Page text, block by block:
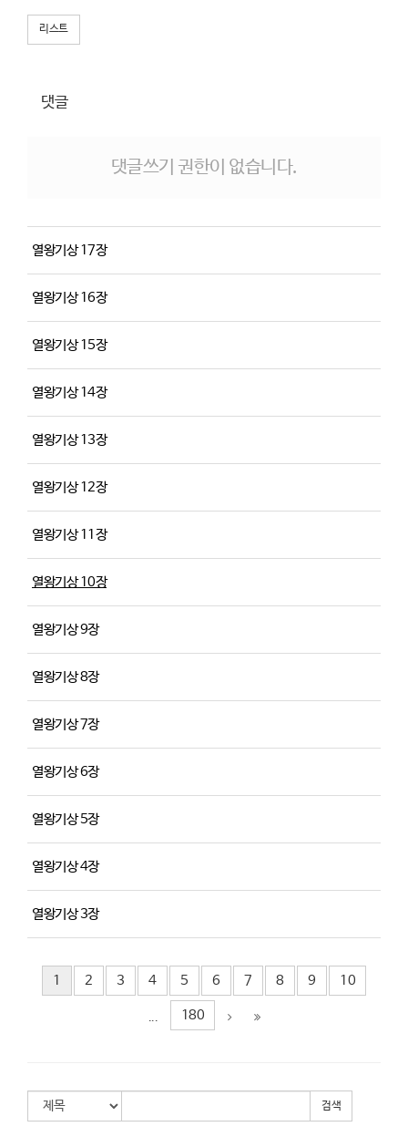
리스트
댓글
댓글쓰기 권한이 없습니다.
열왕기상 17장
열왕기상 16장
열왕기상 15장
열왕기상 14장
열왕기상 13장
열왕기상 12장
열왕기상 11장
열왕기상 10장
열왕기상 9장
열왕기상 8장
열왕기상 7장
열왕기상 6장
열왕기상 5장
열왕기상 4장
열왕기상 3장
1 2 3 4 5 6 7 8 9 10
... 180
검색